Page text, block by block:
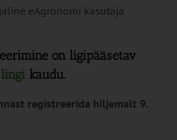
eAgronomi kasutaja
on ligipääsetav
lingi kaudu.
registreerida hiljemalt 9.